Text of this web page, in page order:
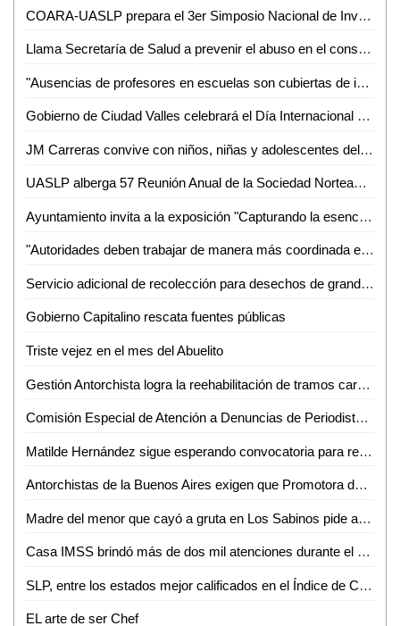
COARA-UASLP prepara el 3er Simposio Nacional de Investigación e Innovación en Ingeniería Química
Llama Secretaría de Salud a prevenir el abuso en el consumo de alcohol
"Ausencias de profesores en escuelas son cubiertas de inmediato", JRD
Gobierno de Ciudad Valles celebrará el Día Internacional de los Pueblos Indígenas
JM Carreras convive con niños, niñas y adolescentes del Camping Tangamanga 2018
UASLP alberga 57 Reunión Anual de la Sociedad Norteamericana de Fitoquímica
Ayuntamiento invita a la exposición "Capturando la esencia" de la Fundación Nutriendo
"Autoridades deben trabajar de manera más coordinada en materia de prevención y combate a la delincuencia ", Eduardo Guillen
Servicio adicional de recolección para desechos de grandes dimensiones
Gobierno Capitalino rescata fuentes públicas
Triste vejez en el mes del Abuelito
Gestión Antorchista logra la reehabilitación de tramos carreteros en Villa de Arriaga
Comisión Especial de Atención a Denuncias de Periodistas insiste a periodistas afectados acudir a las reuniones que se les ha convocado
Matilde Hernández sigue esperando convocatoria para reorganización del PRI
Antorchistas de la Buenos Aires exigen que Promotora deje de dar escrituras
Madre del menor que cayó a gruta en Los Sabinos pide apoyo para solventar gastos
Casa IMSS brindó más de dos mil atenciones durante el primer fin de semana en FENAPO 2018
SLP, entre los estados mejor calificados en el Índice de Calidad de la Información
EL arte de ser Chef